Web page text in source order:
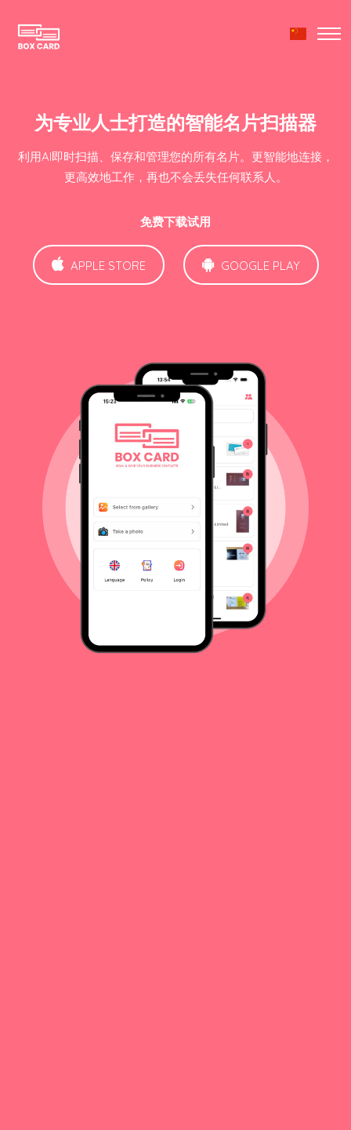
为专业人士打造的智能名片扫描器
利用AI即时扫描、保存和管理您的所有名片。更智能地连接，
更高效地工作，再也不会丢失任何联系人。
免费下载试用
APPLE STORE GOOGLE PLAY